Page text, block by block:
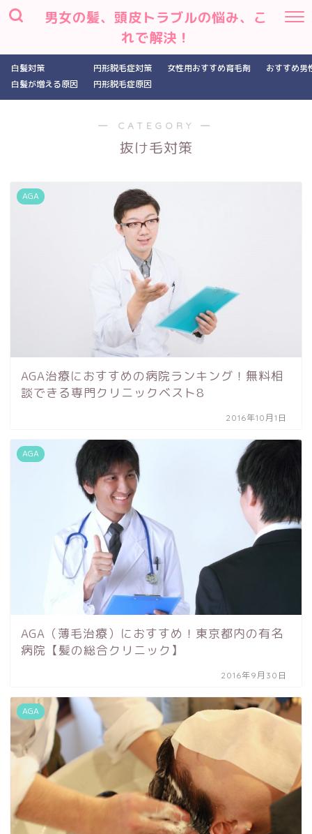
男女の髪、頭皮トラブルの悩み、こ
れで解決！
白髪対策
白髪が増える原因
円形脱毛症対策
円形脱毛症原因
女性用おすすめ育毛剤 おすすめ男
― CATEGORY ―
抜け毛対策
AGA
AGA治療におすすめの病院ランキング！無料相
談できる専門クリニックベスト8
2016年10月1日
AGA
AGA（薄毛治療）におすすめ！東京都内の有名
病院【髪の総合クリニック】
2016年9月30日
AGA